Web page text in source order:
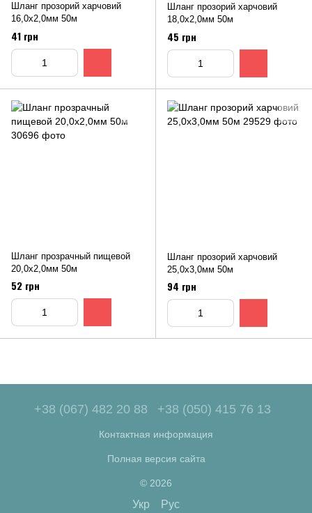
Шланг прозорий харчовий
16,0х2,0мм 50м
41 грн
Шланг прозорий харчовий
18,0х2,0мм 50м
45 грн
Шланг прозрачный пищевой
20,0х2,0мм 50м
52 грн
Шланг прозорий харчовий
25,0х3,0мм 50м
94 грн
+38 (067) 482 20 88 +38 (050) 415 76 13
Контактная информация
Полная версия сайта
© 2026
Укр Рус